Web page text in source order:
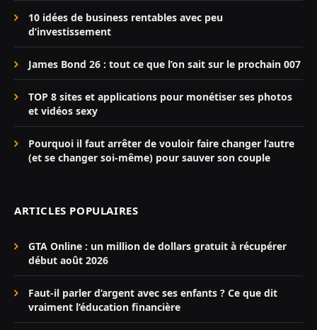
10 idées de business rentables avec peu
d’investissement
James Bond 26 : tout ce que l’on sait sur le prochain 007
TOP 8 sites et applications pour monétiser ses photos
et vidéos sexy
Pourquoi il faut arrêter de vouloir faire changer l’autre
(et se changer soi-même) pour sauver son couple
ARTICLES POPULAIRES
GTA Online : un million de dollars gratuit à récupérer
début août 2026
Faut-il parler d’argent avec ses enfants ? Ce que dit
vraiment l’éducation financière